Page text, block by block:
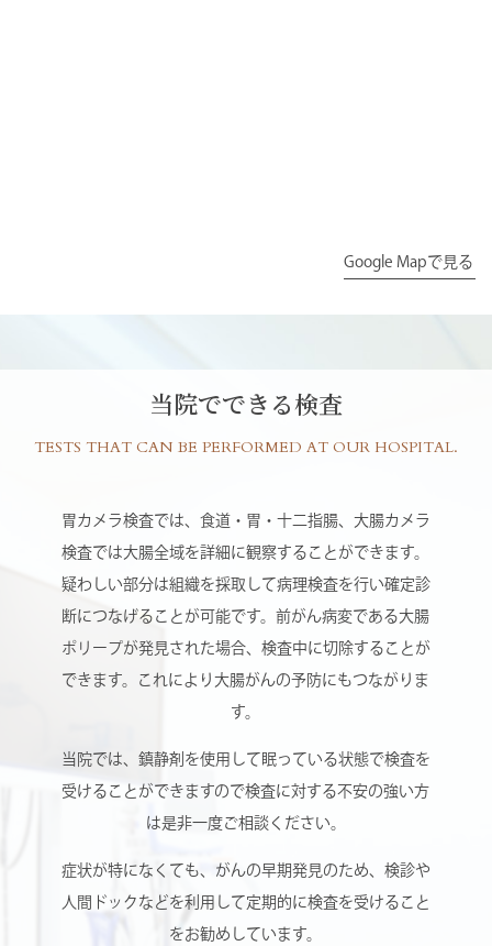
Google Mapで見る
当院でできる検査
TESTS THAT CAN BE PERFORMED AT OUR HOSPITAL.
胃カメラ検査では、食道・胃・十二指腸、大腸カメラ
検査では大腸全域を詳細に観察することができます。
疑わしい部分は組織を採取して病理検査を行い確定診
断につなげることが可能です。前がん病変である大腸
ポリープが発見された場合、検査中に切除することが
できます。これにより大腸がんの予防にもつながりま
す。
当院では、鎮静剤を使用して眠っている状態で検査を
受けることができますので検査に対する不安の強い方
は是非一度ご相談ください。
症状が特になくても、がんの早期発見のため、検診や
人間ドックなどを利用して定期的に検査を受けること
をお勧めしています。